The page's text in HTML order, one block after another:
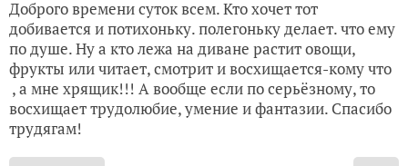
Доброго времени суток всем. Кто хочет тот
добивается и потихоньку. полегоньку делает. что ему
по душе. Ну а кто лежа на диване растит овощи,
фрукты или читает, смотрит и восхищается-кому что
, а мне хрящик!!! А вообще если по серьёзному, то
восхищает трудолюбие, умение и фантазии. Спасибо
трудягам!